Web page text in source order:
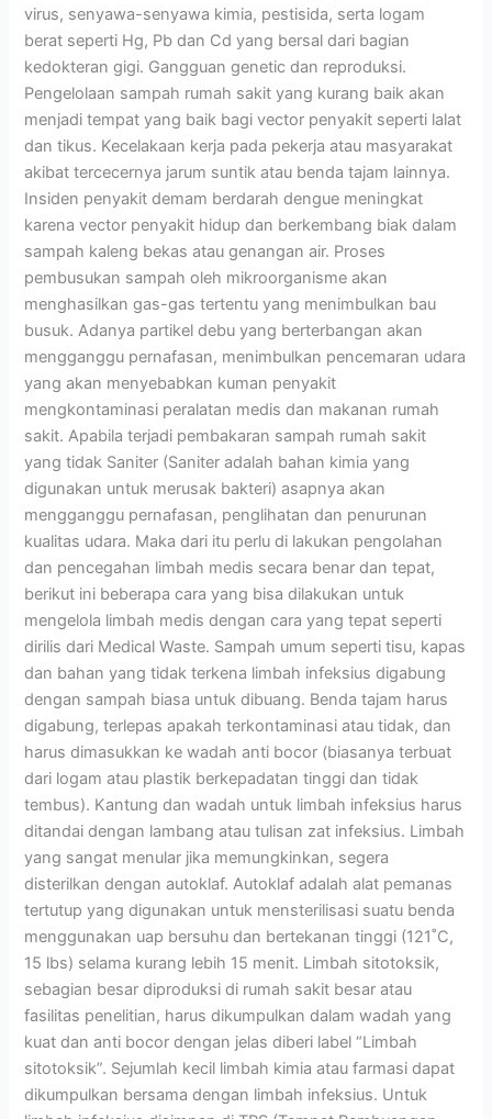
virus, senyawa-senyawa kimia, pestisida, serta logam
berat seperti Hg, Pb dan Cd yang bersal dari bagian
kedokteran gigi. Gangguan genetic dan reproduksi.
Pengelolaan sampah rumah sakit yang kurang baik akan
menjadi tempat yang baik bagi vector penyakit seperti lalat
dan tikus. Kecelakaan kerja pada pekerja atau masyarakat
akibat tercecernya jarum suntik atau benda tajam lainnya.
Insiden penyakit demam berdarah dengue meningkat
karena vector penyakit hidup dan berkembang biak dalam
sampah kaleng bekas atau genangan air. Proses
pembusukan sampah oleh mikroorganisme akan
menghasilkan gas-gas tertentu yang menimbulkan bau
busuk. Adanya partikel debu yang berterbangan akan
mengganggu pernafasan, menimbulkan pencemaran udara
yang akan menyebabkan kuman penyakit
mengkontaminasi peralatan medis dan makanan rumah
sakit. Apabila terjadi pembakaran sampah rumah sakit
yang tidak Saniter (Saniter adalah bahan kimia yang
digunakan untuk merusak bakteri) asapnya akan
mengganggu pernafasan, penglihatan dan penurunan
kualitas udara. Maka dari itu perlu di lakukan pengolahan
dan pencegahan limbah medis secara benar dan tepat,
berikut ini beberapa cara yang bisa dilakukan untuk
mengelola limbah medis dengan cara yang tepat seperti
dirilis dari Medical Waste. Sampah umum seperti tisu, kapas
dan bahan yang tidak terkena limbah infeksius digabung
dengan sampah biasa untuk dibuang. Benda tajam harus
digabung, terlepas apakah terkontaminasi atau tidak, dan
harus dimasukkan ke wadah anti bocor (biasanya terbuat
dari logam atau plastik berkepadatan tinggi dan tidak
tembus). Kantung dan wadah untuk limbah infeksius harus
ditandai dengan lambang atau tulisan zat infeksius. Limbah
yang sangat menular jika memungkinkan, segera
disterilkan dengan autoklaf. Autoklaf adalah alat pemanas
tertutup yang digunakan untuk mensterilisasi suatu benda
menggunakan uap bersuhu dan bertekanan tinggi (121˚C,
15 lbs) selama kurang lebih 15 menit. Limbah sitotoksik,
sebagian besar diproduksi di rumah sakit besar atau
fasilitas penelitian, harus dikumpulkan dalam wadah yang
kuat dan anti bocor dengan jelas diberi label “Limbah
sitotoksik”. Sejumlah kecil limbah kimia atau farmasi dapat
dikumpulkan bersama dengan limbah infeksius. Untuk